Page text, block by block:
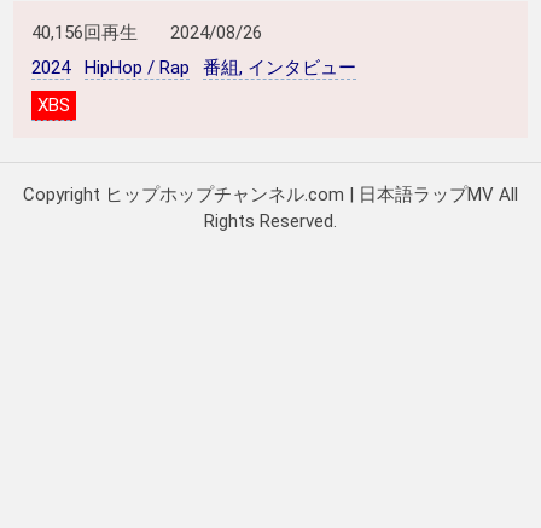
40,156回再生
2024/08/26
2024
HipHop / Rap
番組, インタビュー
XBS
Copyright ヒップホップチャンネル.com | 日本語ラップMV All
Rights Reserved.